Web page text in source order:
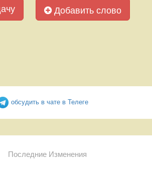
Добавить слово
обсудить в чате в Телеге
Последние Изменения